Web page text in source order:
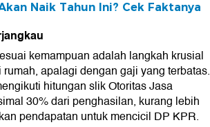
Naik Tahun Ini? Cek Faktanya
kemampuan adalah langkah krusial
apalagi dengan gaji yang terbatas.
hitungan slik Otoritas Jasa
30% dari penghasilan, kurang lebih
pendapatan untuk mencicil DP KPR.